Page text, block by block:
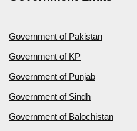
Government of Pakistan
Government of KP
Government of Punjab
Government of Sindh
Government of Balochistan